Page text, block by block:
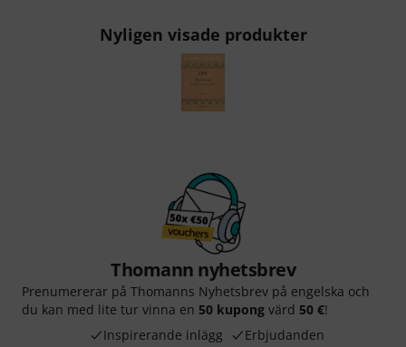
Nyligen visade produkter
Thomann nyhetsbrev
Prenumererar på Thomanns Nyhetsbrev på engelska och
du kan med lite tur vinna en 50 kupong värd 50 €!
Inspirerande inlägg
Erbjudanden